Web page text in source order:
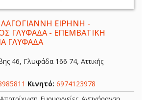
ΛΑΓΟΓΙΑΝΝΗ ΕΙΡΗΝΗ -
ΓΛΥΦΑΔΑ - ΕΠΕΜΒΑΤΙΚΗ
ΓΛΥΦΑΔΑ
46, Γλυφάδα 166 74, Αττικής
Κινητό: 6974123978